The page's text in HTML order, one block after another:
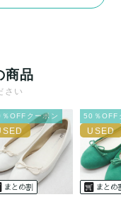
商品
さい
OFFクーポン 50％OFF